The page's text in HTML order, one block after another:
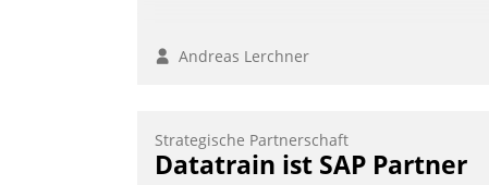
Andreas Lerchner
Strategische Partnerschaft
Datatrain ist SAP Partner